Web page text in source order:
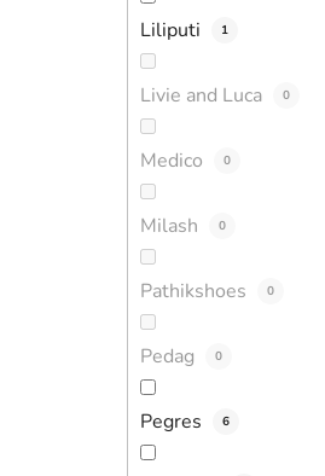
Liliputi 1
Livie and Luca 0
Medico 0
Milash 0
Pathikshoes 0
Pedag 0
Pegres 6